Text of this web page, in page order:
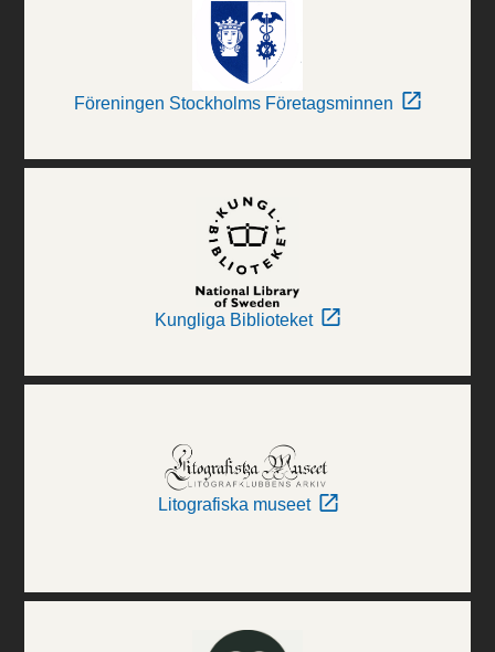
Föreningen Stockholms Företagsminnen
Kungliga Biblioteket
Litografiska museet